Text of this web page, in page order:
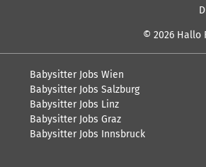
© 2026 Hallo
Babysitter Jobs Wien
Babysitter Jobs Salzburg
Babysitter Jobs Linz
Babysitter Jobs Graz
Babysitter Jobs Innsbruck